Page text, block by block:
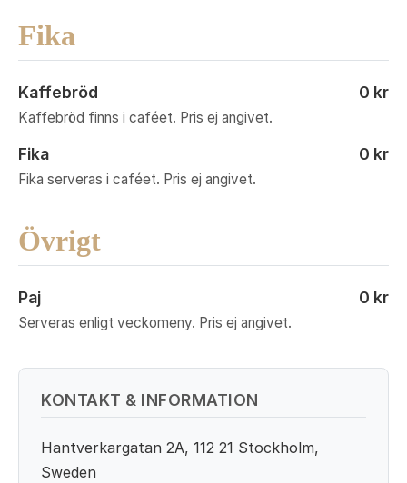
Fika
Kaffebröd 0 kr
Kaffebröd finns i caféet. Pris ej angivet.
Fika 0 kr
Fika serveras i caféet. Pris ej angivet.
Övrigt
Paj 0 kr
Serveras enligt veckomeny. Pris ej angivet.
KONTAKT & INFORMATION
Hantverkargatan 2A, 112 21 Stockholm,
Sweden